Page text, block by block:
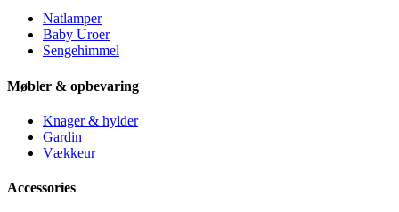
Natlamper
Baby Uroer
Sengehimmel
Møbler & opbevaring
Knager & hylder
Gardin
Vækkeur
Accessories